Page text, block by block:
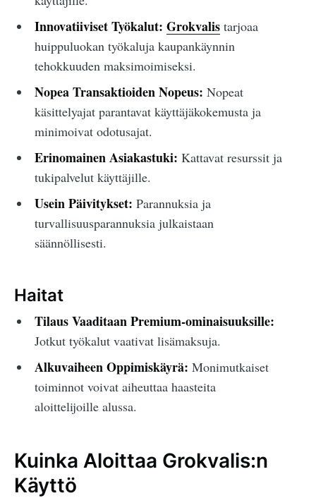
Innovatiiviset Työkalut: Grokvalistarjoaa
huippuluokan työkaluja kaupankäynnin
tehokkuuden maksimoimiseksi.
Nopea Transaktioiden Nopeus: Nopeat
käsittelyajat parantavat käyttäjäkokemusta ja
minimoivat odotusajat.
Erinomainen Asiakastuki: Kattavat resurssit ja
tukipalvelut käyttäjille.
Usein Päivitykset: Parannuksia ja
turvallisuusparannuksia julkaistaan
säännöllisesti.
Haitat
Tilaus Vaaditaan Premium-ominaisuuksille:
Jotkut työkalut vaativat lisämaksuja.
Alkuvaiheen Oppimiskäyrä: Monimutkaiset
toiminnot voivat aiheuttaa haasteita
aloittelijoille alussa.
Kuinka Aloittaa Grokvalis:n
Käyttö